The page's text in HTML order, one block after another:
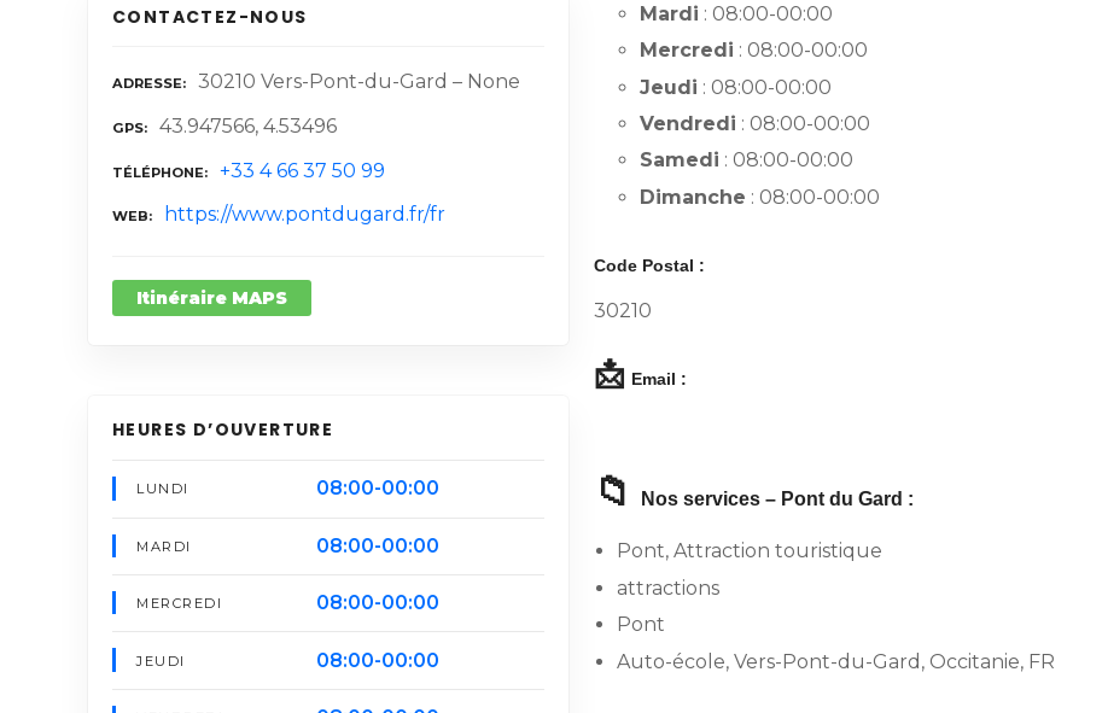
CONTACTEZ-NOUS
ADRESSE 30210 Vers-Pont-du-Gard – None
GPS 43.947566, 4.53496
TÉLÉPHONE +33 4 66 37 50 99
WEB https://www.pontdugard.fr/fr
Itinéraire MAPS
HEURES D’OUVERTURE
LUNDI 08:00-00:00
MARDI 08:00-00:00
MERCREDI 08:00-00:00
JEUDI 08:00-00:00
Mardi : 08:00-00:00
Mercredi : 08:00-00:00
Jeudi : 08:00-00:00
Vendredi : 08:00-00:00
Samedi : 08:00-00:00
Dimanche : 08:00-00:00
Code Postal :
30210
📩 Email :
📁 Nos services – Pont du Gard :
Pont, Attraction touristique
attractions
Pont
Auto-école, Vers-Pont-du-Gard, Occitanie, FR